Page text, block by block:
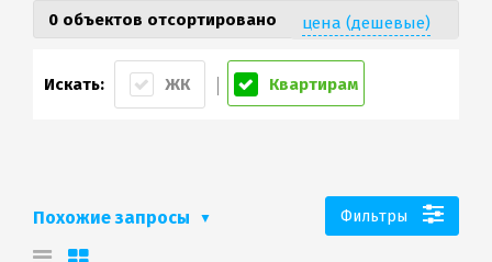
0 объектов отсортировано цена (дешевые)
Искать: ЖК Квартирам
Фильтры
Похожие запросы